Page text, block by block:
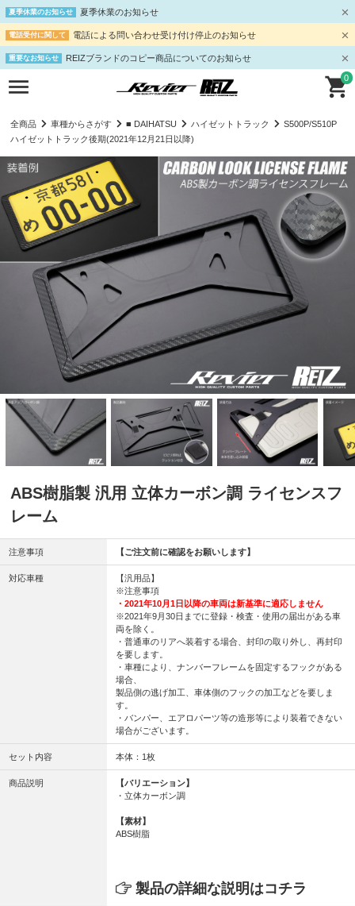
夏季休業のお知らせ 夏季休業のお知らせ
電話受付に関して 電話による問い合わせ受け付け停止のお知らせ
重要なお知らせ REIZブランドのコピー商品についてのお知らせ
0
全商品 車種からさがす ■ DAIHATSU ハイゼットトラック
S500P/S510P
ハイゼットトラック後期(2021年12月21日以降)
ABS樹脂製 汎用 立体カーボン調 ライセンスフ
レーム
注意事項 【ご注文前に確認をお願いします】
対応車種
【汎用品】
※注意事項
・2021年10月1日以降の車両は新基準に適応しません
※2021年9月30日までに登録・検査・使用の届出がある車
両を除く。
・普通車のリアへ装着する場合、封印の取り外し、再封印
を要します。
・車種により、ナンバーフレームを固定するフックがある
場合、
製品側の逃げ加工、車体側のフックの加工などを要しま
す。
・バンパー、エアロパーツ等の造形等により装着できない
場合がございます。
セット内容 本体：1枚
商品説明
【バリエーション】
・立体カーボン調
【素材】
ABS樹脂
製品の詳細な説明はコチラ